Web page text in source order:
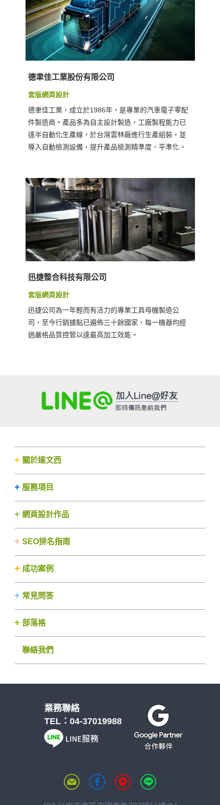
德聿佳工業股份有限公司
套版網頁設計
德聿佳工業，成立於1986年，是專業的汽車電子零配
件製造商。產品多為自主設計製造，工廠製程能力已
達半自動化生產線，於台灣雲林廠進行生產組裝，並
導入自動檢測設備，提升產品檢測精準度、平準化。
迅捷整合科技有限公司
套版網頁設計
迅捷公司為一年輕而有活力的專業工具母機製造公
司，至今行銷據點已遍佈三十餘國家，每一機器均經
過嚴格品質控管以達最高加工效能。
關於達文西
服務項目
網頁設計作品
SEO排名指南
成功案例
常見問答
部落格
聯絡我們
業務聯絡
TEL： 04-37019988